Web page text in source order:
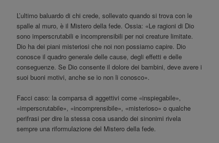
L’ultimo baluardo di chi crede, sollevato quando si trova con le
spalle al muro, è il Mistero della fede. Ossia: «Le ragioni di Dio
sono imperscrutabili e incomprensibili per noi creature limitate.
Dio ha dei piani misteriosi che noi non possiamo capire. Dio
conosce il quadro generale delle cause, degli effetti e delle
conseguenze. Se Dio consente il dolore dei bambini, deve avere i
suoi buoni motivi, anche se io non li conosco».
Facci caso: la comparsa di aggettivi come «inspiegabile»,
«imperscrutabile», «incomprensibile», «misterioso» o qualche
perifrasi per dire la stessa cosa usando dei sinonimi rivela
sempre una riformulazione del Mistero della fede.